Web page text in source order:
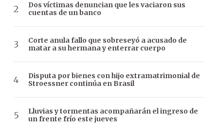
Dos víctimas denuncian que les vaciaron sus
cuentas de un banco
Corte anula fallo que sobreseyó a acusado de
matar a su hermana y enterrar cuerpo
Disputa por bienes con hijo extramatrimonial de
Stroessner continúa en Brasil
Lluvias y tormentas acompañarán el ingreso de
un frente frío este jueves